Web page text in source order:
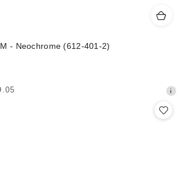
- Neochrome (612-401-2)